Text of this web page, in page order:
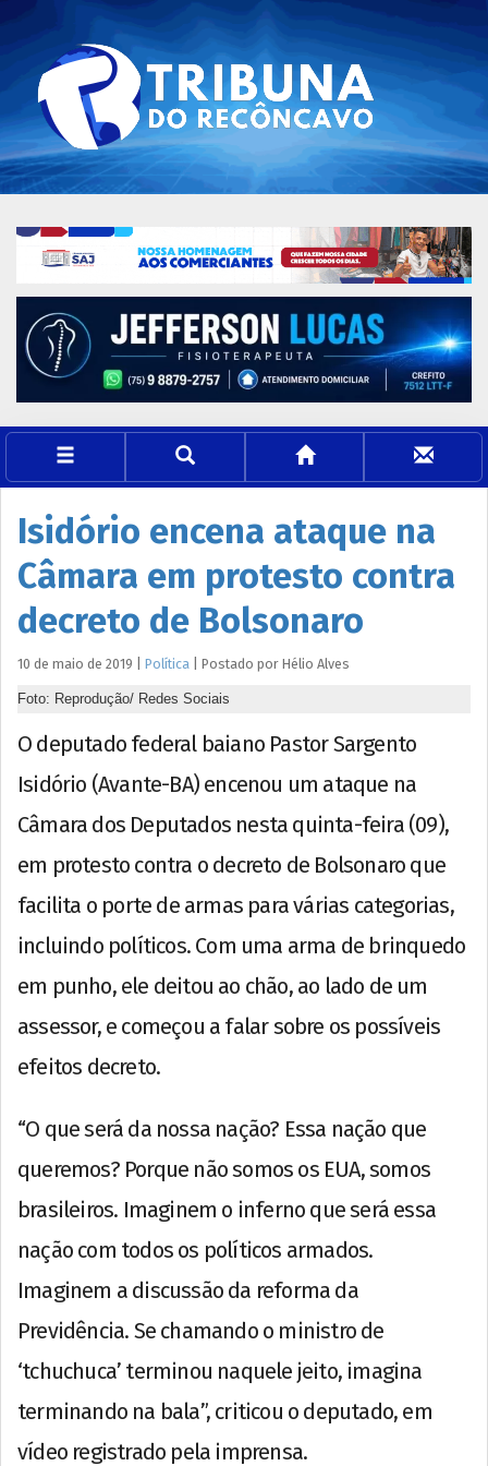
Isidório encena ataque na
Câmara em protesto contra
decreto de Bolsonaro
10 de maio de 2019 Política Postado por Hélio Alves
Foto: Reprodução/ Redes Sociais
O deputado federal baiano Pastor Sargento
Isidório (Avante-BA) encenou um ataque na
Câmara dos Deputados nesta quinta-feira (09),
em protesto contra o decreto de Bolsonaro que
facilita o porte de armas para várias categorias,
incluindo políticos. Com uma arma de brinquedo
em punho, ele deitou ao chão, ao lado de um
assessor, e começou a falar sobre os possíveis
efeitos decreto.
“O que será da nossa nação? Essa nação que
queremos? Porque não somos os EUA, somos
brasileiros. Imaginem o inferno que será essa
nação com todos os políticos armados.
Imaginem a discussão da reforma da
Previdência. Se chamando o ministro de
‘tchuchuca’ terminou naquele jeito, imagina
terminando na bala”, criticou o deputado, em
vídeo registrado pela imprensa.